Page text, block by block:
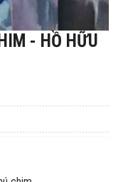
- HỒ HỮU